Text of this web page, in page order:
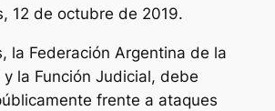
12 de octubre de 2019.
la Federación Argentina de la
la Función Judicial, debe
frente a ataques